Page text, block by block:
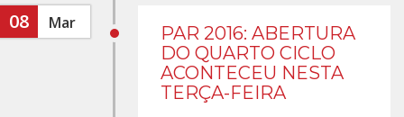
08 Mar
PAR 2016: ABERTURA
DO QUARTO CICLO
ACONTECEU NESTA
TERÇA-FEIRA